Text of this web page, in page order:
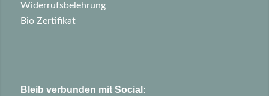
Widerrufsbelehrung
Bio Zertifikat
Bleib verbunden mit Social: